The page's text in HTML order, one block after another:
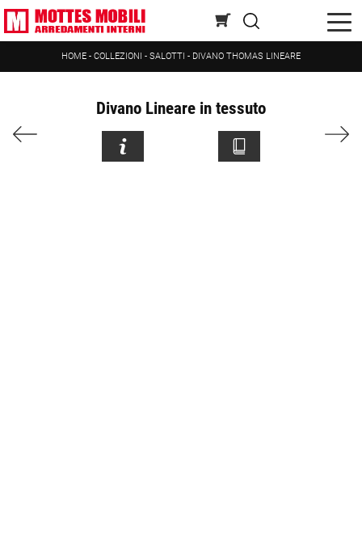
HOME - COLLEZIONI - SALOTTI - DIVANO THOMAS LINEARE
Divano Lineare in tessuto